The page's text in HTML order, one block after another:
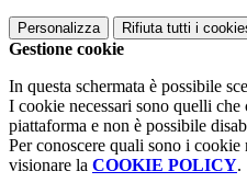
Personalizza Rifiuta tutti i
Gestione cookie
In questa schermata è possibile
I cookie necessari sono quelli
piattaforma e non è possibile
Per conoscere quali sono i
visionare la COOKIE POLICY.